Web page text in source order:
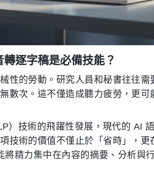
逐字稿是必備技能？
性的勞動。研究人員和秘書往往需
數次。這不僅造成聽力疲勞，更可
）技術的飛躍性發展，現代的 AI
技術的價值不僅止於「省時」，更
精力集中在內容的摘要、分析與